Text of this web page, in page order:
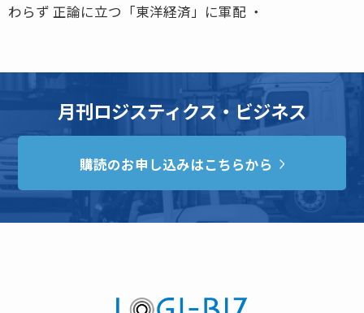
わらず 正論に立つ「東洋経済」に軍配 ・
月刊ロジスティクス・ビジネス
購読のお申し込みはこちらから